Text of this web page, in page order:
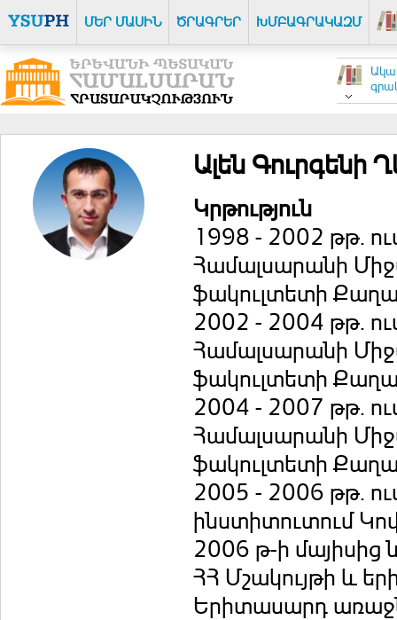
ՄԵՐ ՄԱՍԻՆ ԾՐԱԳՐԵՐ ԽՄԲԱԳՐԱԿԱԶՄ
Ալեն Գուրգենի
Կրթություն
1998 - 2002 թթ.
Համալսարանի
ֆակուլտետի
2002 - 2004 թթ.
Համալսարանի
ֆակուլտետի
2004 - 2007 թթ.
Համալսարանի
ֆակուլտետի
2005 - 2006 թթ.
ինստիտուտում
2006 թ-ի մայիսից
ՀՀ Մշակույթի և
Երիտասարդ